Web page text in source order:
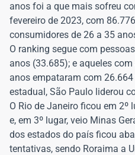
anos foi a que mais sofreu
fevereiro de 2023, com
consumidores de 26 a 35
O ranking segue com
anos (33.685); e aqueles
anos empataram com
estadual, São Paulo liderou
O Rio de Janeiro ficou em
e, em 3º lugar, veio Minas
dos estados do país ficou
tentativas, sendo Roraima a